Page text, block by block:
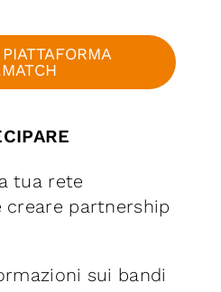
tua rete
creare partnership
sui bandi